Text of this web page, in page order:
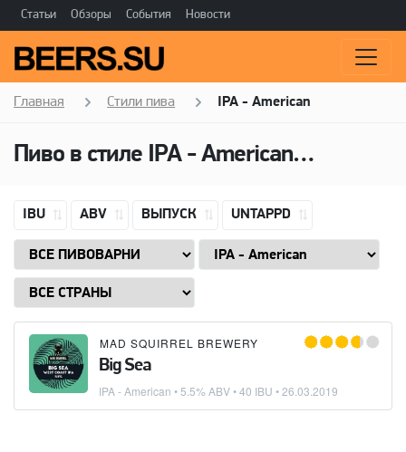
Статьи Обзоры События Новости
Главная Стили пива IPA - American
Пиво в стиле IPA - American
IBU ABV ВЫПУСК UNTAPPD
MAD SQUIRREL BREWERY
Big Sea
IPA - American • 5.5% ABV • 40 IBU •26.03.2019